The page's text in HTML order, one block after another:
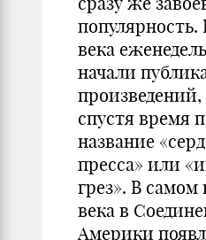
популярность.
века
начали
спустя время
название
пресса» или
грез». В самом
века в
Америки